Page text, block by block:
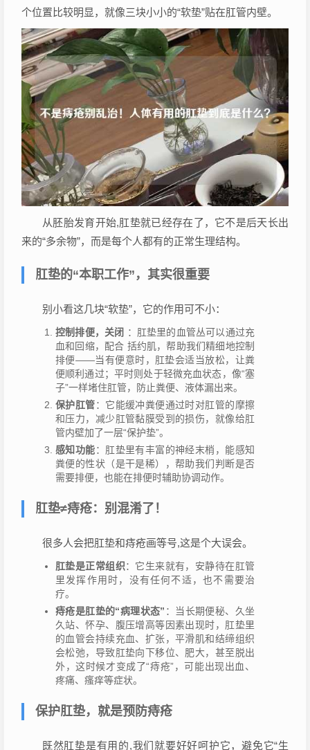
个位置比较明显，就像三块小小的“软垫”贴在肛管内壁。
从胚胎发育开始,肛垫就已经存在了，它不是后天长出
来的“多余物”，而是每个人都有的正常生理结构。
肛垫的“本职工作”，其实很重要
别小看这几块“软垫”，它的作用可不小：
控制排便，关闭 ：肛垫里的血管丛可以通过充
血和回缩，配合 括约肌，帮助我们精细地控制
排便——当有便意时，肛垫会适当放松，让粪
便顺利通过；平时则处于轻微充血状态，像“塞
子”一样堵住肛管，防止粪便、液体漏出来。
保护肛管：它能缓冲粪便通过时对肛管的摩擦
和压力，减少肛管黏膜受到的损伤，就像给肛
管内壁加了一层“保护垫”。
感知功能：肛垫里有丰富的神经末梢，能感知
粪便的性状（是干是稀），帮助我们判断是否
需要排便，也能在排便时辅助协调动作。
肛垫≠痔疮：别混淆了！
很多人会把肛垫和痔疮画等号,这是个大误会。
肛垫是正常组织：它生来就有，安静待在肛管
里发挥作用时，没有任何不适，也不需要治
疗。
痔疮是肛垫的“病理状态” ：当长期便秘、久坐
久站、怀孕、腹压增高等因素出现时，肛垫里
的血管会持续充血、扩张，平滑肌和结缔组织
会松弛，导致肛垫向下移位、肥大，甚至脱出
外，这时候才变成了“痔疮”，可能出现出血、
疼痛、瘙痒等症状。
保护肛垫，就是预防痔疮
既然肛垫是有用的,我们就要好好呵护它，避免它“生